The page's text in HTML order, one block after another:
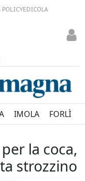
POLICYEDICOLA
IMOLA FORLÌ
la coca,
strozzino